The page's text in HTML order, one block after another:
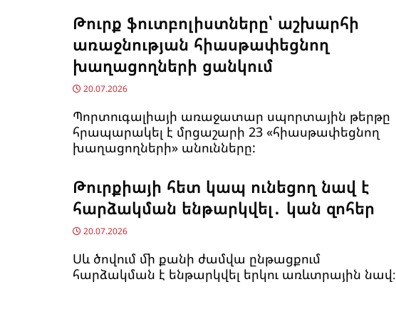
Թուրք ֆուտբոլիստները՝ աշխարհի
առաջնության հիասթափեցնող
խաղացողների ցանկում
20.07.2026
Պորտուգալիայի առաջատար սպորտային թերթը
հրապարակել է մրցաշարի 23 «հիասթափեցնող
խաղացողների» անունները:
Թուրքիայի հետ կապ ունեցող նավ է
հարձակման ենթարկվել․ կան զոհեր
20.07.2026
Սև ծովում մի քանի ժամվա ընթացքում
հարձակման է ենթարկվել երկու առևտրային նավ։